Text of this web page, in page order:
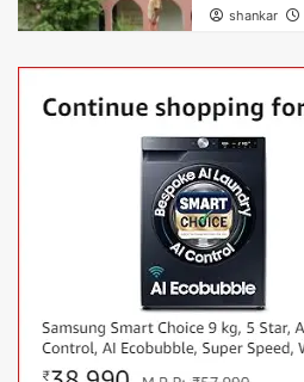
shankar